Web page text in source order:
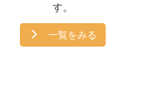
す。
一覧をみる